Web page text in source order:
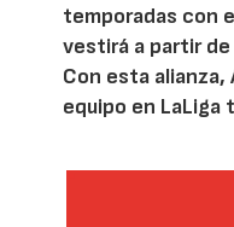
temporadas con
vestirá a partir
Con esta alianza,
equipo en LaLiga